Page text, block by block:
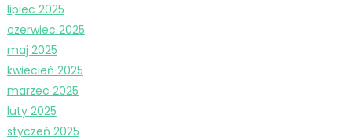
lipiec 2025
czerwiec 2025
maj 2025
kwiecień 2025
marzec 2025
luty 2025
styczeń 2025